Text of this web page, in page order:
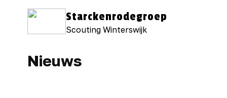
Starckenrodegroep
Scouting Winterswijk
Nieuws